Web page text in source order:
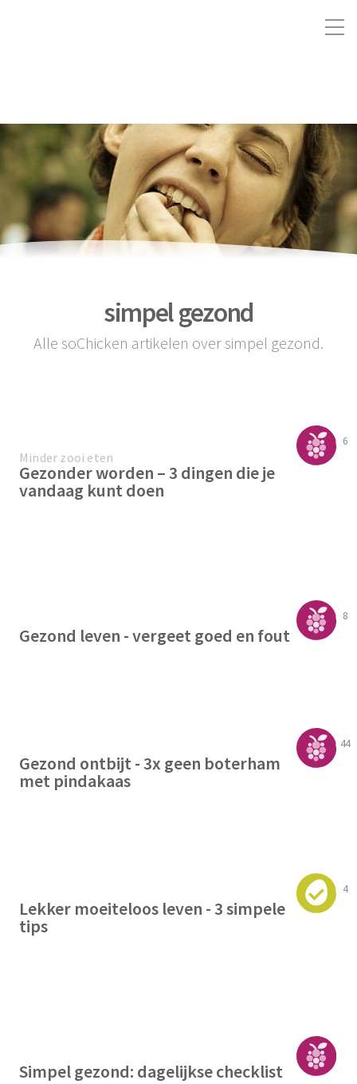
simpel gezond
Alle soChicken artikelen over simpel gezond.
6
Minder zooi eten
Gezonder worden – 3 dingen die je
vandaag kunt doen
8
Gezond leven - vergeet goed en fout
44
Gezond ontbijt - 3x geen boterham
met pindakaas
4
Lekker moeiteloos leven - 3 simpele
tips
Simpel gezond: dagelijkse checklist